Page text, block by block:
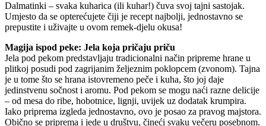
Dalmatinki – svaka kuharica (ili kuhar!) čuva svoj tajni sastojak.
Umjesto da se opterećujete čiji je recept najbolji, jednostavno se
prepustite i uživajte u ovom remek-djelu okusa!
Magija ispod peke: Jela koja pričaju priču
Jela pod pekom predstavljaju tradicionalni način pripreme hrane u
plitkoj posudi pod zagrijanim željeznim poklopcem (zvonom). Tajna
je u tome što se hrana istovremeno peče i kuha, što joj daje
jedinstvenu sočnost i aromu. Pod pekom se mogu naći razne delicije
– od mesa do ribe, hobotnice, lignji, uvijek uz dodatak krumpira.
Iako priprema izgleda jednostavno, ovo je posao za pravog majstora.
Obično se priprema i jede u društvu, čineći svaku večeru posebnom.